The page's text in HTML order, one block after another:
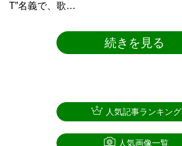
T”名義で、歌…
続きを見る
人気記事ランキング
人気画像一覧